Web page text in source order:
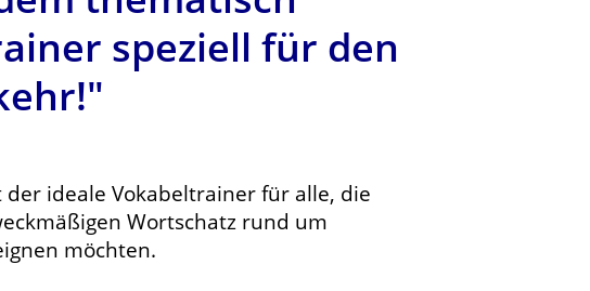
speziell für den
der ideale Vokabeltrainer für alle, die
Wortschatz rund um
möchten.